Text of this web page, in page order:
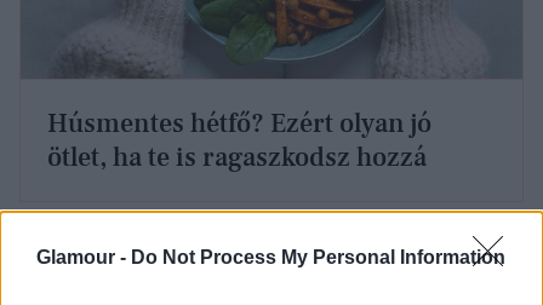
Glamour - Do Not Process My Personal Information
Húsmentes hétfő? Ezért olyan jó
ötlet, ha te is ragaszkodsz hozzá
Motiválhat a